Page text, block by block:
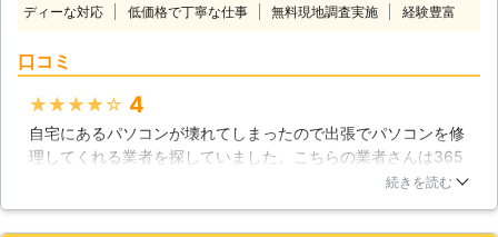
い。弊社では液晶不良や起動不良も対
よりも低価格なサービスでパソコンの
きますので、不具合が見られましたら
一度ご連絡ください。また、お見積り
も無料で承っております。
絵など様々なデータを保管しておくス
動しなくなる場合があります。トラブ
ルの原因を突き止めることは大変難し
いものですが、株式会社トゥサンライ
ディーな対応 低価格で丁寧な仕事 無料現地調査実施 経験豊富
口コミ
★★★★★ 4
自宅にあるパソコンが壊れてしまったので出張でパソコンを修
理してくれる業者を探していました。こちらの業者さんは365
日24時間対応してくれるということやサポートが万全というこ
続きを読む